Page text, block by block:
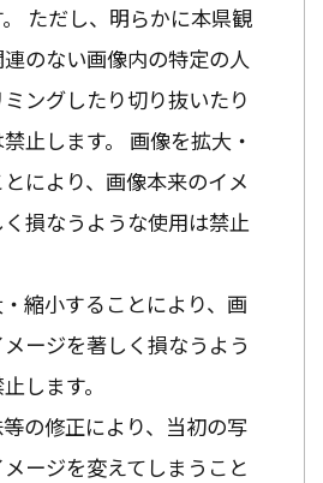
ただし、明らかに本県観
のない画像内の特定の人
ングしたり切り抜いたり
止します。 画像を拡大・
により、画像本来のイメ
損なうような使用は禁止
縮小することにより、画
ージを著しく損なうよう
します。
の修正により、当初の写
ージを変えてしまうこと